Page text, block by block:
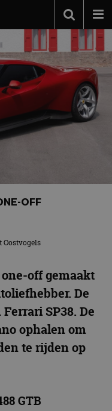
OFF
Oostvogels
off gemaakt
De
SP38. De
ophalen om
te rijden op
GTB